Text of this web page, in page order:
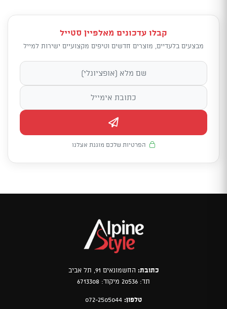
קבלו עדכונים מאלפיין סטייל
מבצעים בלעדיים, מוצרים חדשים וטיפים מקצועיים ישירות למייל
הפרטיות שלכם מוגנת אצלנו
כתובת: החשמונאים 91, תל אביב
תד: 20536 מיקוד: 6713308
טלפון: 072-2505044